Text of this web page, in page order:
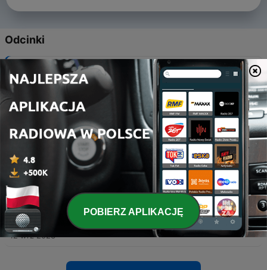
Odcinki
Avec le Beatmakeur DABAHIA
12 wrz 2023
10 - Avec l'ingénieur son Marvin Franchella
Avec la photographe Marine Rigo
12 wrz 2023
Atelier à l'Athénée Royale de Verdi
12 wrz 2023
7 - Atelier à la Prison de Lantin
12 wrz 2023
POBIERZ APLIKACJĘ